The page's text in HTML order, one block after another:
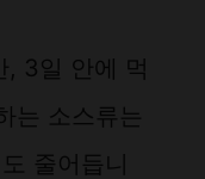
, 3일 안에 먹
는 소스류는
줄어듭니